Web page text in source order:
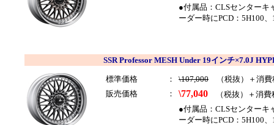
●付属品：CLSセンター
ーダー時にPCD：5H100
SSR Professor MESH Under 19インチ×7.0J
標準価格 ： \107,000 （税抜）＋消費
販売価格
： \77,040 （税抜）＋消費
●付属品：CLSセンター
ーダー時にPCD：5H100